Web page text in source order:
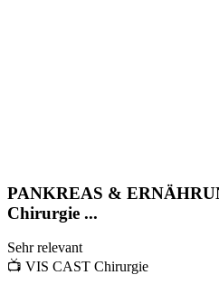
PANKREAS &
Chirurgie ...
Sehr relevant
📺 VIS CAST Chirurgie